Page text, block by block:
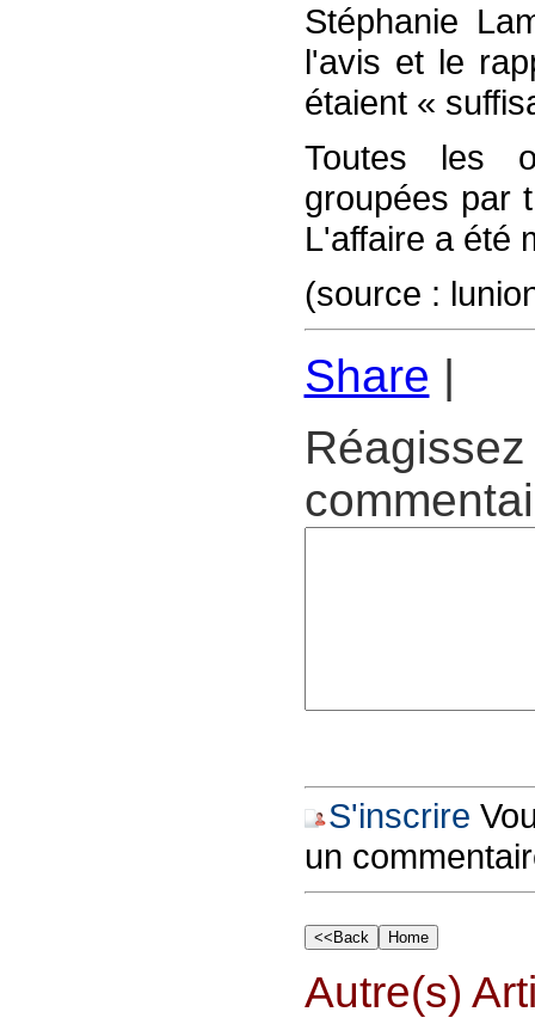
Stéphanie
l'avis et le
étaient «
Toutes les
groupées par
L'affaire a été
(source :
Share |
S'inscrire
un
Autre(s)